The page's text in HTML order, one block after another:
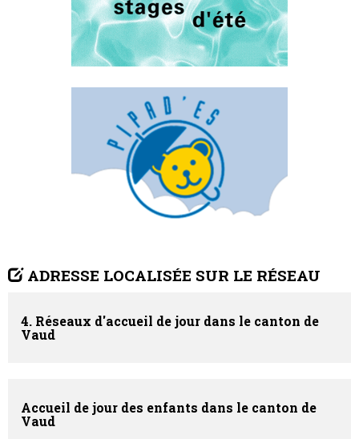
ADRESSE LOCALISÉE SUR LE RÉSEAU
4. Réseaux d'accueil de jour dans le canton de
Vaud
Accueil de jour des enfants dans le canton de
Vaud